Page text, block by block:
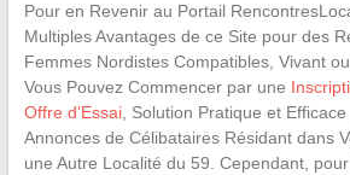
Pour en Revenir au Portail
Multiples Avantages de ce Site pour des
Femmes Nordistes Compatibles, Vivant
Vous Pouvez Commencer par une
Offre d’Essai, Solution Pratique et
Annonces de Célibataires Résidant dans
une Autre Localité du 59. Cependant,